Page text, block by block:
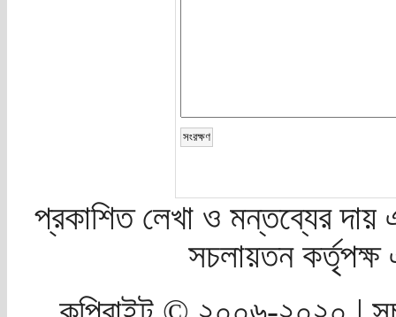
প্রকাশিত লেখা ও মন্তব্যের দায়
সচলায়তন